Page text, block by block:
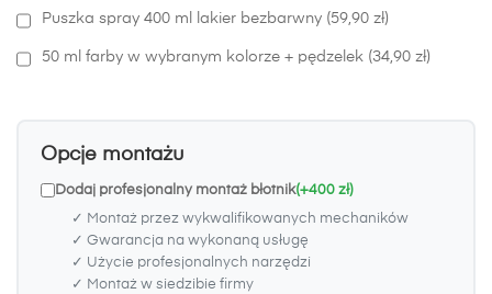
Puszka spray 400 ml lakier bezbarwny (59,90 zł)
50 ml farby w wybranym kolorze + pędzelek (34,90 zł)
Opcje montażu
Dodaj profesjonalny montaż błotnik(+400 zł)
✓ Montaż przez wykwalifikowanych mechaników
✓ Gwarancja na wykonaną usługę
✓ Użycie profesjonalnych narzędzi
✓ Montaż w siedzibie firmy